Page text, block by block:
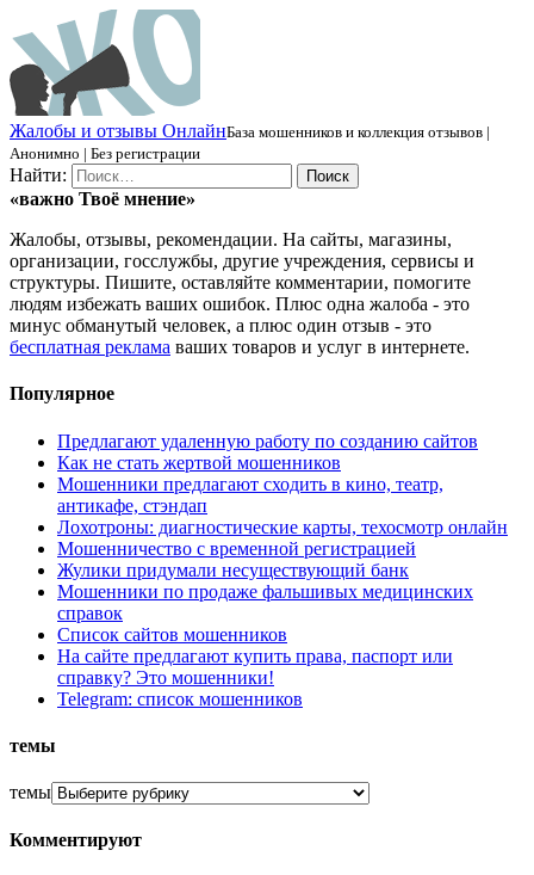
Жалобы и отзывы ОнлайнБаза мошенников и коллекция отзывов |
Анонимно | Без регистрации
Найти:
«важно Твоё мнение»
Жалобы, отзывы, рекомендации. На сайты, магазины,
организации, госслужбы, другие учреждения, сервисы и
структуры. Пишите, оставляйте комментарии, помогите
людям избежать ваших ошибок. Плюс одна жалоба - это
минус обманутый человек, а плюс один отзыв - это
бесплатная реклама ваших товаров и услуг в интернете.
Популярное
Предлагают удаленную работу по созданию сайтов
Как не стать жертвой мошенников
Мошенники предлагают сходить в кино, театр,
антикафе, стэндап
Лохотроны: диагностические карты, техосмотр онлайн
Мошенничество с временной регистрацией
Жулики придумали несуществующий банк
Мошенники по продаже фальшивых медицинских
справок
Список сайтов мошенников
На сайте предлагают купить права, паспорт или
справку? Это мошенники!
Telegram: список мошенников
темы
темы
Комментируют